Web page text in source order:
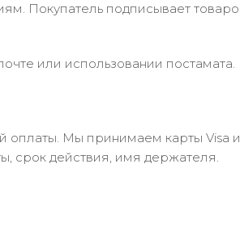
Покупатель подписывает
или использовании постамата.
Мы принимаем карты Visa и
срок действия, имя держателя.